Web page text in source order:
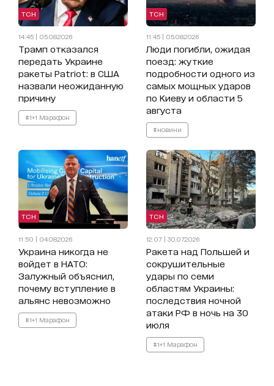
ТСН
14:45 | 05.08.2026
Трамп отказался
передать Украине
ракеты Patriot: в США
назвали неожиданную
причину
#1+1 Марафон
ТСН
11:45 | 05.08.2026
Люди погибли, ожидая
поезд: жуткие
подробности одного из
самых мощных ударов
по Киеву и области 5
августа
#новини
ТСН
11:50 | 04.08.2026
Украина никогда не
войдет в НАТО:
Залужный объяснил,
почему вступление в
альянс невозможно
#1+1 Марафон
ТСН
12:07 | 30.07.2026
Ракета над Польшей и
сокрушительные
удары по семи
областям Украины:
последствия ночной
атаки РФ в ночь на 30
июля
#1+1 Марафон